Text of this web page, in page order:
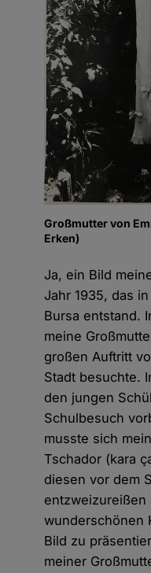
Großmutter von
Erken)
Ja, ein Bild
Jahr 1935, das
Bursa entstand.
meine
großen Auftritt
Stadt besuchte.
den jungen
Schulbesuch
musste sich
Tschador (kara
diesen vor dem
entzweizureißen
wunderschönen
Bild zu
meiner